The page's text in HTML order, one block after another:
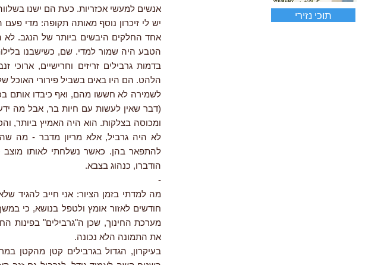
אנשים למעשי אכזריות. כעת הם ישנו
יש לי זיכרון נוסף מאותה תקופה: מדי
אחד החלקים היבשים ביותר של הנגב. לא
הטבע היה שמור למדי. שם, כשישבנו
בדמות גרבילים זריזים וחרישיים, ארוכי
הלהט. הם היו באים בשביל פירורי האוכל
לשמירה לא חששו מהם, ואף כיבדו אותם
(דבר שאין לעשות עם חיות בר, אבל מה
ומכוסה בצלקות. הוא היה האמיץ ביותר,
לא היה גרביל, אלא מריון מדבר - מה
להתפאר בהן. כאשר נשלחתי לאותו
הודברו, כנהוג בצבא.
-
מה למדתי בזמן הציור: אני חייב להגיד
חודשים לאזור אומץ ולטפל בנושא, כי
מערכת החינוך, שכן ה"גרבילים" בפינות
את התמונה הלא נכונה.
בעיקרון, הגדול בגרבילים קטן מהקטן
תוכי נזירי